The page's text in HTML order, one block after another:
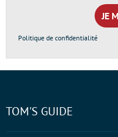
Politique de confidentialité
TOM'S GUIDE